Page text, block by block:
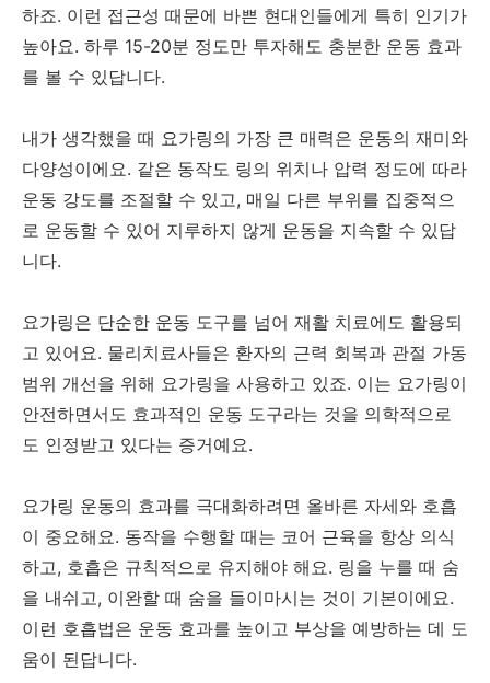
하죠. 이런 접근성 때문에 바쁜 현대인들에게 특히 인기가
높아요. 하루 15-20분 정도만 투자해도 충분한 운동 효과
를 볼 수 있답니다.
내가 생각했을 때 요가링의 가장 큰 매력은 운동의 재미와
다양성이에요. 같은 동작도 링의 위치나 압력 정도에 따라
운동 강도를 조절할 수 있고, 매일 다른 부위를 집중적으
로 운동할 수 있어 지루하지 않게 운동을 지속할 수 있답
니다.
요가링은 단순한 운동 도구를 넘어 재활 치료에도 활용되
고 있어요. 물리치료사들은 환자의 근력 회복과 관절 가동
범위 개선을 위해 요가링을 사용하고 있죠. 이는 요가링이
안전하면서도 효과적인 운동 도구라는 것을 의학적으로
도 인정받고 있다는 증거예요.
요가링 운동의 효과를 극대화하려면 올바른 자세와 호흡
이 중요해요. 동작을 수행할 때는 코어 근육을 항상 의식
하고, 호흡은 규칙적으로 유지해야 해요. 링을 누를 때 숨
을 내쉬고, 이완할 때 숨을 들이마시는 것이 기본이에요.
이런 호흡법은 운동 효과를 높이고 부상을 예방하는 데 도
움이 된답니다.